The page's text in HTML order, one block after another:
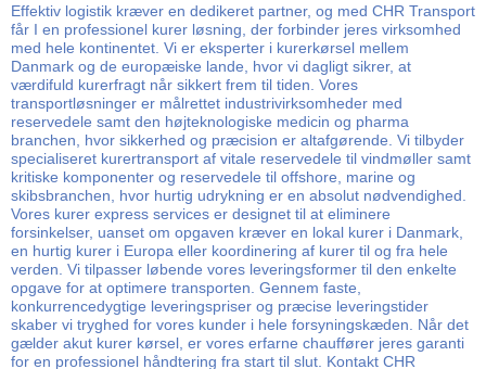
Effektiv logistik kræver en dedikeret partner, og med CHR Transport
får I en professionel kurer løsning, der forbinder jeres virksomhed
med hele kontinentet. Vi er eksperter i kurerkørsel mellem
Danmark og de europæiske lande, hvor vi dagligt sikrer, at
værdifuld kurerfragt når sikkert frem til tiden. Vores
transportløsninger er målrettet industrivirksomheder med
reservedele samt den højteknologiske medicin og pharma
branchen, hvor sikkerhed og præcision er altafgørende. Vi tilbyder
specialiseret kurertransport af vitale reservedele til vindmøller samt
kritiske komponenter og reservedele til offshore, marine og
skibsbranchen, hvor hurtig udrykning er en absolut nødvendighed.
Vores kurer express services er designet til at eliminere
forsinkelser, uanset om opgaven kræver en lokal kurer i Danmark,
en hurtig kurer i Europa eller koordinering af kurer til og fra hele
verden. Vi tilpasser løbende vores leveringsformer til den enkelte
opgave for at optimere transporten. Gennem faste,
konkurrencedygtige leveringspriser og præcise leveringstider
skaber vi tryghed for vores kunder i hele forsyningskæden. Når det
gælder akut kurer kørsel, er vores erfarne chauffører jeres garanti
for en professionel håndtering fra start til slut. Kontakt CHR